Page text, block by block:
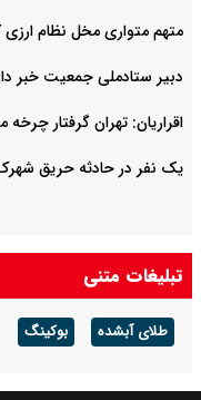
متهم متواری مخل نظام
دبیر ستادملی جمعیت خبر
اقراریان: تهران گرفتار
یک نفر در حادثه حریق
تبلیغات متنی
طلای آبشده بوکینگ